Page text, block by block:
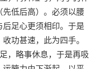
低后高）。必须以腰
足心更须相印。于是
功甚速，此为四手。
略事休息，于是再吸